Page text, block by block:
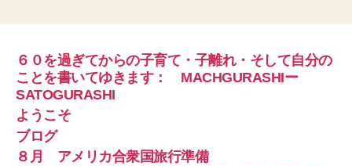
６０を過ぎてからの子育て・子離れ・そして自分の
ことを書いてゆきます： MACHGURASHIー
SATOGURASHI
ようこそ
ブログ
８月 アメリカ合衆国旅行準備